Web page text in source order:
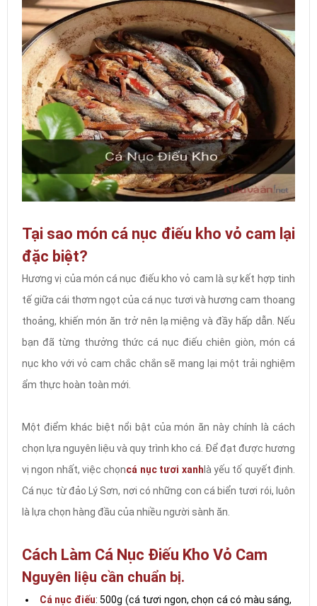
Tại sao món cá nục điếu kho vỏ cam lại
đặc biệt?
Hương vị của món cá nục điếu kho vỏ cam là sự kết hợp tinh
tế giữa cái thơm ngọt của cá nục tươi và hương cam thoang
thoảng, khiến món ăn trở nên lạ miệng và đầy hấp dẫn. Nếu
bạn đã từng thưởng thức cá nục điếu chiên giòn, món cá
nục kho với vỏ cam chắc chắn sẽ mang lại một trải nghiệm
ẩm thực hoàn toàn mới.
Một điểm khác biệt nổi bật của món ăn này chính là cách
chọn lựa nguyên liệu và quy trình kho cá. Để đạt được hương
vị ngon nhất, việc chọncá nục tươi xanhlà yếu tố quyết định.
Cá nục từ đảo Lý Sơn, nơi có những con cá biển tươi rói, luôn
là lựa chọn hàng đầu của nhiều người sành ăn.
Cách Làm Cá Nục Điếu Kho Vỏ Cam
Nguyên liệu cần chuẩn bị.
Cá nục điếu: 500g (cá tươi ngon, chọn cá có màu sáng,